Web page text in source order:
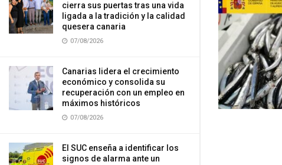
cierra sus puertas tras una vida
ligada a la tradición y la calidad
quesera canaria
07/08/2026
Canarias lidera el crecimiento
económico y consolida su
recuperación con un empleo en
máximos históricos
07/08/2026
El SUC enseña a identificar los
signos de alarma ante un